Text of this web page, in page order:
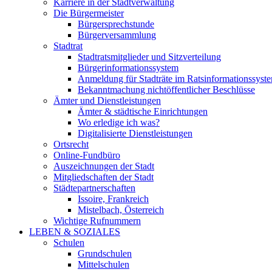
Karriere in der Stadtverwaltung
Die Bürgermeister
Bürgersprechstunde
Bürgerversammlung
Stadtrat
Stadtratsmitglieder und Sitzverteilung
Bürgerinformationssystem
Anmeldung für Stadträte im
Bekanntmachung nichtöffentlicher Beschlüsse
Ämter und Dienstleistungen
Ämter & städtische Einrichtungen
Wo erledige ich was?
Digitalisierte Dienstleistungen
Ortsrecht
Online-Fundbüro
Auszeichnungen der Stadt
Mitgliedschaften der Stadt
Städtepartnerschaften
Issoire, Frankreich
Mistelbach, Österreich
Wichtige Rufnummern
LEBEN & SOZIALES
Schulen
Grundschulen
Mittelschulen